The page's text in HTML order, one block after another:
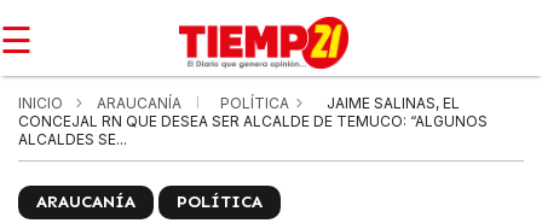
☰
INICIO ARAUCANÍA POLÍTICA
JAIME SALINAS, EL
CONCEJAL RN QUE DESEA SER ALCALDE DE TEMUCO: “ALGUNOS
ALCALDES SE...
ARAUCANÍA POLÍTICA